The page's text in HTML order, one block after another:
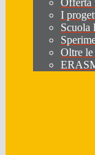
Offerta
I
Oltre